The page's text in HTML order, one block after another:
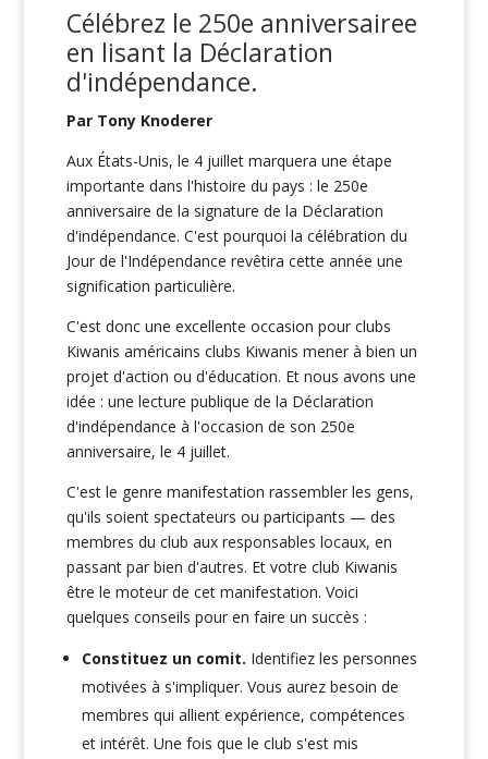
Célébrez le 250e anniversairee
en lisant la Déclaration
d'indépendance.
Par Tony Knoderer
Aux États-Unis, le 4 juillet marquera une étape
importante dans l'histoire du pays : le 250e
anniversaire de la signature de la Déclaration
d'indépendance. C'est pourquoi la célébration du
Jour de l'Indépendance revêtira cette année une
signification particulière.
C'est donc une excellente occasion pour clubs
Kiwanis américains clubs Kiwanis mener à bien un
projet d'action ou d'éducation. Et nous avons une
idée : une lecture publique de la Déclaration
d'indépendance à l'occasion de son 250e
anniversaire, le 4 juillet.
C'est le genre manifestation rassembler les gens,
qu'ils soient spectateurs ou participants — des
membres du club aux responsables locaux, en
passant par bien d'autres. Et votre club Kiwanis
être le moteur de cet manifestation. Voici
quelques conseils pour en faire un succès :
Constituez un comit. Identifiez les personnes
motivées à s'impliquer. Vous aurez besoin de
membres qui allient expérience, compétences
et intérêt. Une fois que le club s'est mis